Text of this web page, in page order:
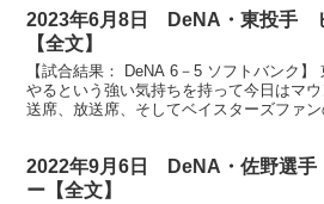
2023年6月8日 DeNA・東投手
【全文】
【試合結果： DeNA 6－5 ソフトバンク
やるという強い気持ちを持って今日はマ
送席、放送席、そしてベイスターズファン
2022年9月6日 DeNA・佐野選
ー【全文】